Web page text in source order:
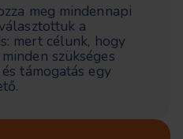
meg mindennapi
a
mert célunk, hogy
szükséges
támogatás egy